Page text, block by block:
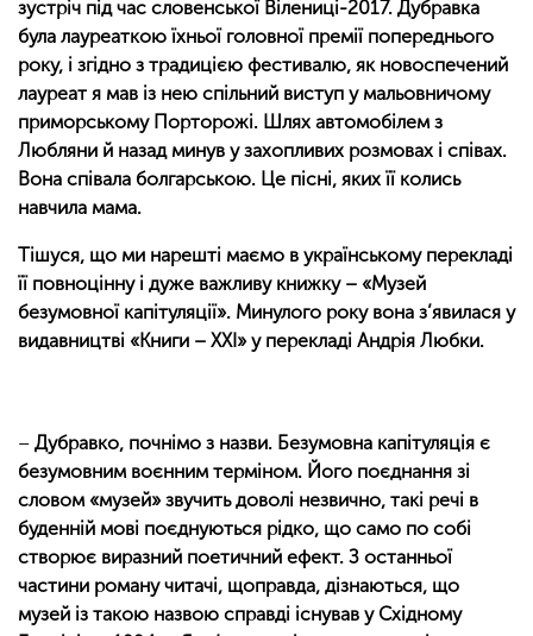
зустріч під час словенської Вілениці-2017. Дубравка
була лауреаткою їхньої головної премії попереднього
року, і згідно з традицією фестивалю, як новоспечений
лауреат я мав із нею спільний виступ у мальовничому
приморському Порторожі. Шлях автомобілем з
Любляни й назад минув у захопливих розмовах і співах.
Вона співала болгарською. Це пісні, яких її колись
навчила мама.
Тішуся, що ми нарешті маємо в українському перекладі
її повноцінну і дуже важливу книжку – «Музей
безумовної капітуляції». Минулого року вона з’явилася у
видавництві «Книги – ХХІ» у перекладі Андрія Любки.
– Дубравко, почнімо з назви. Безумовна капітуляція є
безумовним воєнним терміном. Його поєднання зі
словом «музей» звучить доволі незвично, такі речі в
буденній мові поєднуються рідко, що само по собі
створює виразний поетичний ефект. З останньої
частини роману читачі, щоправда, дізнаються, що
музей із такою назвою справді існував у Східному